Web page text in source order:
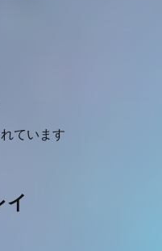
ています
イ